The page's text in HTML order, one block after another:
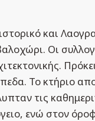
και
Οι
Το κτήριο
τις
ενώ στον